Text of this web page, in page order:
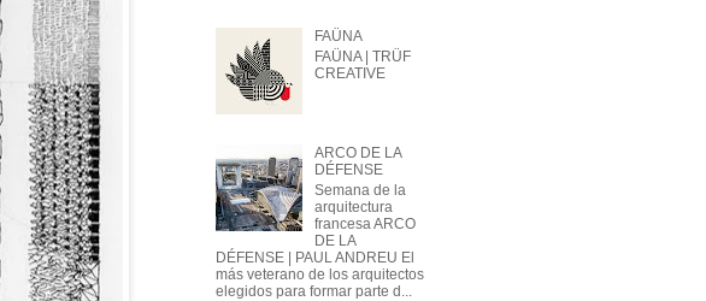
FAÜNA
FAÜNA | TRÜF
CREATIVE
ARCO DE LA
DÉFENSE
Semana de la
arquitectura
francesa ARCO
DE LA
DÉFENSE | PAUL ANDREU El
más veterano de los arquitectos
elegidos para formar parte d...